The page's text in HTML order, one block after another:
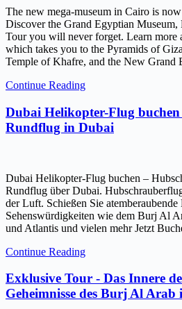
The new mega-museum in Cairo is
Discover the Grand Egyptian
Tour you will never forget. Learn more
which takes you to the Pyramids of
Temple of Khafre, and the New
Continue Reading
Dubai Helikopter-Flug
Rundflug in Dubai
Dubai Helikopter-Flug buchen –
Rundflug über Dubai.
der Luft. Schießen Sie
Sehenswürdigkeiten wie dem Burj Al
und Atlantis und vielen mehr Jetzt
Continue Reading
Exklusive Tour - Das Innere
Geheimnisse des Burj Al Arab